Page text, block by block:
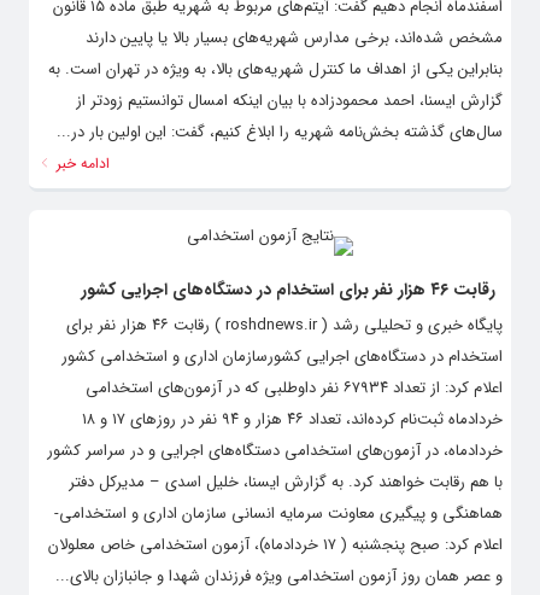
اسفندماه انجام دهیم گفت: آیتم‌های مربوط به شهریه طبق ماده ۱۵ قانون
مشخص شده‌اند، برخی مدارس شهریه‌های بسیار بالا یا پایین دارند
بنابراین یکی از اهداف ما کنترل شهریه‌های بالا، به ویژه در تهران است. به
گزارش ایسنا، احمد محمودزاده با بیان اینکه امسال توانستیم زودتر از
سال‌های گذشته بخش‌نامه شهریه را ابلاغ کنیم، گفت: این اولین بار در...
ادامه خبر
رقابت ۴۶ هزار نفر برای استخدام در دستگاه‌های اجرایی کشور
پایگاه خبری و تحلیلی رشد ( roshdnews.ir ) رقابت ۴۶ هزار نفر برای
استخدام در دستگاه‌های اجرایی کشورسازمان اداری و استخدامی کشور
اعلام کرد: از تعداد ۶۷۹۳۴ نفر داوطلبی که در آزمون‌های استخدامی
خردادماه ثبت‌نام کرده‌اند، تعداد ۴۶ هزار و ۹۴ نفر در روزهای ۱۷ و ۱۸
خردادماه، در آزمون‌های استخدامی دستگاه‌های اجرایی و در سراسر کشور
با هم رقابت خواهند کرد. به گزارش ایسنا، خلیل اسدی – مدیرکل دفتر
هماهنگی و پیگیری معاونت سرمایه انسانی سازمان اداری و استخدامی-
اعلام کرد: صبح پنجشنبه ( ۱۷ خردادماه)، آزمون استخدامی خاص معلولان
و عصر همان روز آزمون استخدامی ویژه فرزندان شهدا و جانبازان بالای...